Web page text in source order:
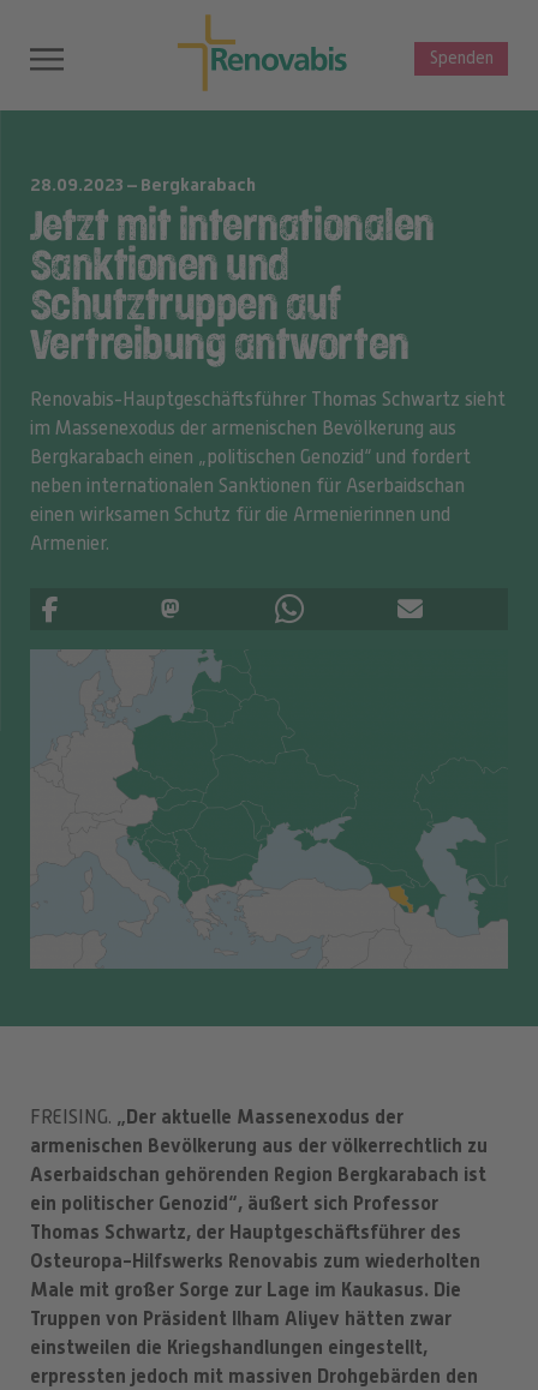
Spenden
28.09.2023 – Bergkarabach
Jetzt mit internationalen
Sanktionen und
Schutztruppen auf
Vertreibung antworten
Renovabis-Hauptgeschäftsführer Thomas Schwartz sieht
im Massenexodus der armenischen Bevölkerung aus
Bergkarabach einen „politischen Genozid“ und fordert
neben internationalen Sanktionen für Aserbaidschan
einen wirksamen Schutz für die Armenierinnen und
Armenier.
FREISING. „Der aktuelle Massenexodus der
armenischen Bevölkerung aus der völkerrechtlich zu
Aserbaidschan gehörenden Region Bergkarabach ist
ein politischer Genozid“, äußert sich Professor
Thomas Schwartz, der Hauptgeschäftsführer des
Osteuropa-Hilfswerks Renovabis zum wiederholten
Male mit großer Sorge zur Lage im Kaukasus. Die
Truppen von Präsident Ilham Aliyev hätten zwar
einstweilen die Kriegshandlungen eingestellt,
erpressten jedoch mit massiven Drohgebärden den